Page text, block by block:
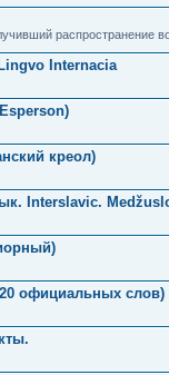
распространение
Internacia
креол)
Interslavic.
официальных слов)